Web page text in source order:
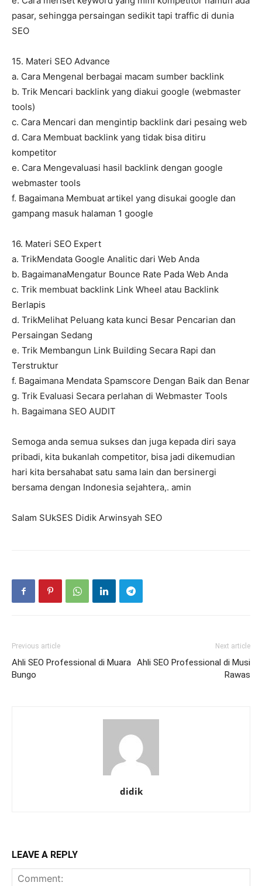
pasar, sehingga persaingan sedikit tapi traffic di dunia
SEO
15. Materi SEO Advance
a. Cara Mengenal berbagai macam sumber backlink
b. Trik Mencari backlink yang diakui google (webmaster
tools)
c. Cara Mencari dan mengintip backlink dari pesaing web
d. Cara Membuat backlink yang tidak bisa ditiru
kompetitor
e. Cara Mengevaluasi hasil backlink dengan google
webmaster tools
f. Bagaimana Membuat artikel yang disukai google dan
gampang masuk halaman 1 google
16. Materi SEO Expert
a. TrikMendata Google Analitic dari Web Anda
b. BagaimanaMengatur Bounce Rate Pada Web Anda
c. Trik membuat backlink Link Wheel atau Backlink
Berlapis
d. TrikMelihat Peluang kata kunci Besar Pencarian dan
Persaingan Sedang
e. Trik Membangun Link Building Secara Rapi dan
Terstruktur
f. Bagaimana Mendata Spamscore Dengan Baik dan Benar
g. Trik Evaluasi Secara perlahan di Webmaster Tools
h. Bagaimana SEO AUDIT
Semoga anda semua sukses dan juga kepada diri saya
pribadi, kita bukanlah competitor, bisa jadi dikemudian
hari kita bersahabat satu sama lain dan bersinergi
bersama dengan Indonesia sejahtera,. amin
Salam SUkSES Didik Arwinsyah SEO
Previous article
Ahli SEO Professional di Muara
Bungo
Next article
Ahli SEO Professional di Musi
Rawas
didik
LEAVE A REPLY